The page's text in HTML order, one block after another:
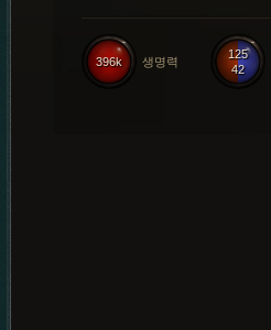
125
42
396k 생명력